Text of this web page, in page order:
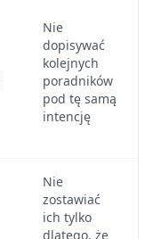
Nie
dopisywać
kolejnych
poradników
pod tę samą
intencję
Nie
zostawiać
ich tylko
dlatego, że